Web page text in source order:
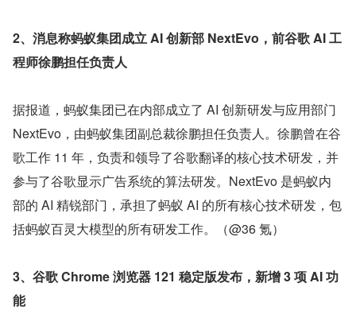
2、消息称蚂蚁集团成立 AI 创新部 NextEvo，前谷歌 AI 工
程师徐鹏担任负责人
据报道，蚂蚁集团已在内部成立了 AI 创新研发与应用部门
NextEvo，由蚂蚁集团副总裁徐鹏担任负责人。徐鹏曾在谷
歌工作 11 年，负责和领导了谷歌翻译的核心技术研发，并
参与了谷歌显示广告系统的算法研发。NextEvo 是蚂蚁内
部的 AI 精锐部门，承担了蚂蚁 AI 的所有核心技术研发，包
括蚂蚁百灵大模型的所有研发工作。（@36 氪）
3、谷歌 Chrome 浏览器 121 稳定版发布，新增 3 项 AI 功
能